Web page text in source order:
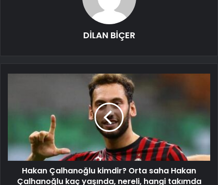
DİLAN BİÇER
Hakan Çalhanoğlu kimdir? Orta saha Hakan
Çalhanoğlu kaç yaşında, nereli, hangi takımda